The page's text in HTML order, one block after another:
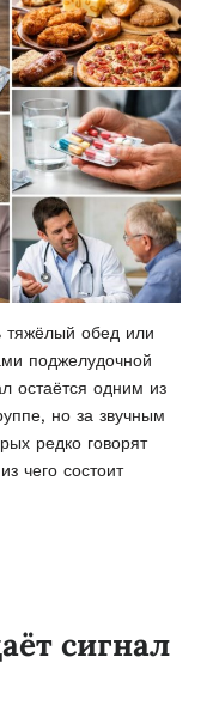
обед или
поджелудочной
остаётся одним из
но за звучным
редко говорят
чего состоит
сигнал